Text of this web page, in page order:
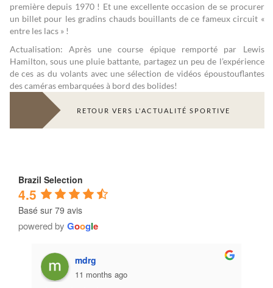
première depuis 1970 ! Et une excellente occasion de se procurer
un billet pour les gradins chauds bouillants de ce fameux circuit «
entre les lacs » !
Actualisation: Après une course épique remporté par Lewis
Hamilton, sous une pluie battante, partagez un peu de l’expérience
de ces as du volants avec une sélection de vidéos époustouflantes
des caméras embarquées à bord des bolides!
RETOUR VERS L'ACTUALITÉ SPORTIVE
Brazil Selection
4.5
Basé sur 79 avis
powered by Google
mdrg
11 months ago